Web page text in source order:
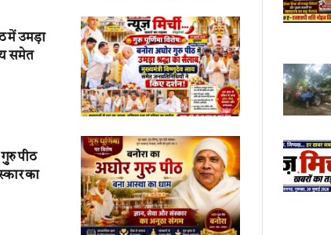
में उमड़ा
समेत
पीठ
का